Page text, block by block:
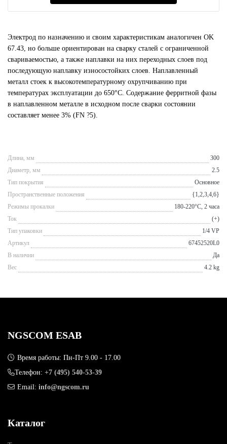
Электрод по назначению и своим характеристикам аналогичен OK
67.43, но больше ориентирован на сварку сталей с ограниченной
свариваемостью, а также наплавки на них переходных слоев под
последующую наплавку износостойких слоев. Наплавленный
металл стоек к высокотемпературному охрупчиванию при
температурах эксплуатации до 650°С. Содержание ферритной фазы
в наплавленном металле в исходном после сварки состоянии
составляет менее 3% (FN ?5).
Длина, мм
300
Диаметр, мм
2.5
Тип покрытия
Основное
Пространственные положения
{1,2,3,4,6}
Режимы прокалки
180-220°С, 2 часа
Ток
(+)
Тип упаковки
1/4 VP
Артикул
67452520L0
В наличии
Да
Вес
4.2 kg
NGSCOM ESAB
Время работы: Пн-Пт 9.00 - 17.00
Телефон: +7 (495) 540-53-39
Email: info@ngscom.ru
Каталог